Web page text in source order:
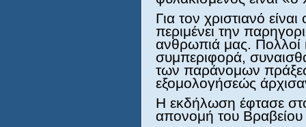
Για τον χριστιανό
περιμένει την
ανθρωπιά μας. Πολλοί
συμπεριφορά,
των παράνομων
εξομολογήσεώς
Η εκδήλωση έφτασε
απονομή του